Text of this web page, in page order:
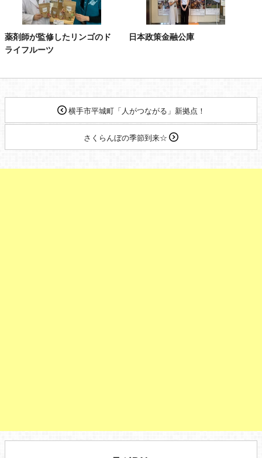
薬剤師が監修したリンゴのド
ライフルーツ
日本政策金融公庫
横手市平城町「人がつながる」新拠点！
さくらんぼの季節到来☆